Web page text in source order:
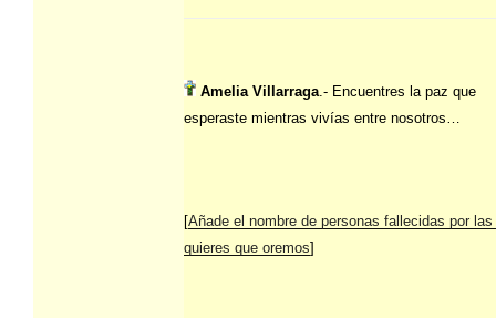
Amelia Villarraga .- Encuentres la paz que
esperaste mientras vivías entre nosotros…
[Añade el nombre de personas fallecidas por las
quieres que oremos]